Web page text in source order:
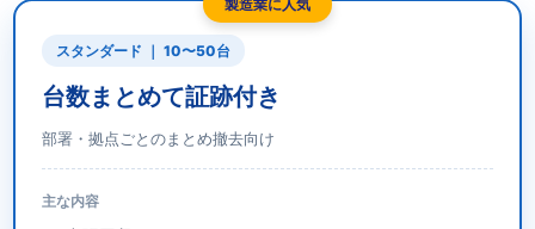
製造業に人気
スタンダード ｜ 10〜50台
台数まとめて証跡付き
部署・拠点ごとのまとめ撤去向け
主な内容